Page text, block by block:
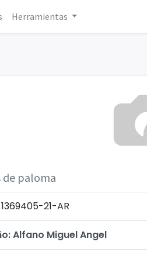
Herramientas
de paloma
21-AR
Alfano Miguel Angel